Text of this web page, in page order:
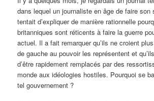
dans lequel un journaliste en âge de faire son
tentait d’expliquer de manière rationnelle
britanniques sont réticents à faire la guerre
actuel. Il a fait remarquer qu’ils ne croient
de gauche au pouvoir les représentent et
d’être rapidement remplacés par des
monde aux idéologies hostiles. Pourquoi se
tel gouvernement ?